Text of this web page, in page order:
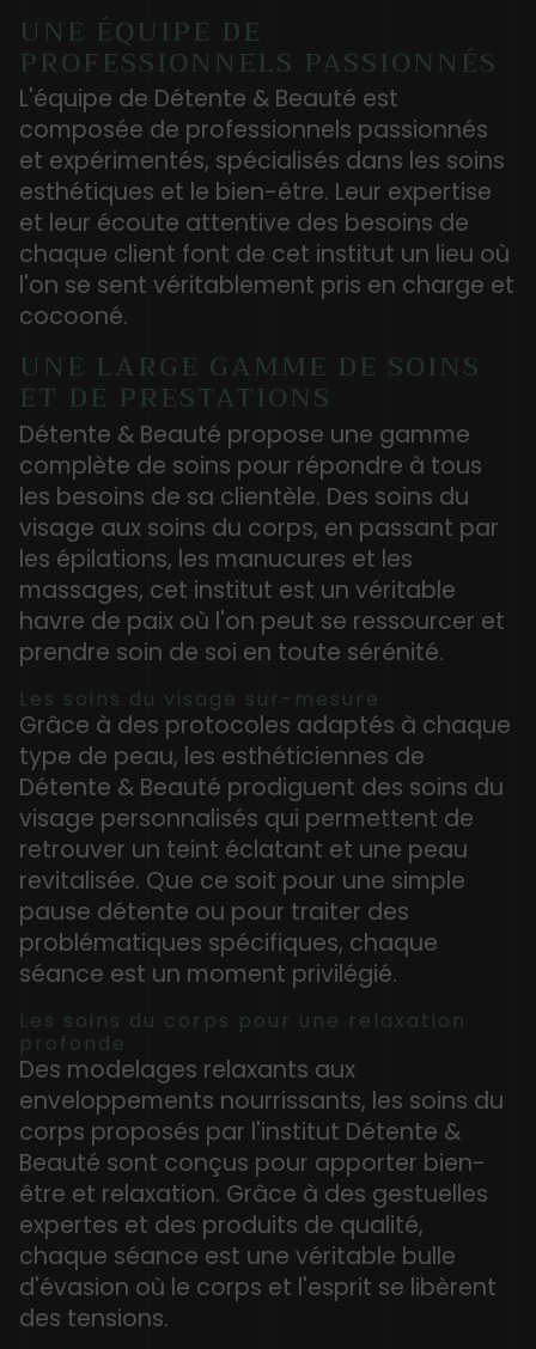
UNE ÉQUIPE DE
PROFESSIONNELS PASSIONNÉS
L'équipe de Détente & Beauté est
composée de professionnels passionnés
et expérimentés, spécialisés dans les soins
esthétiques et le bien-être. Leur expertise
et leur écoute attentive des besoins de
chaque client font de cet institut un lieu où
l'on se sent véritablement pris en charge et
cocooné.
UNE LARGE GAMME DE SOINS
ET DE PRESTATIONS
Détente & Beauté propose une gamme
complète de soins pour répondre à tous
les besoins de sa clientèle. Des soins du
visage aux soins du corps, en passant par
les épilations, les manucures et les
massages, cet institut est un véritable
havre de paix où l'on peut se ressourcer et
prendre soin de soi en toute sérénité.
Les soins du visage sur-mesure
Grâce à des protocoles adaptés à chaque
type de peau, les esthéticiennes de
Détente & Beauté prodiguent des soins du
visage personnalisés qui permettent de
retrouver un teint éclatant et une peau
revitalisée. Que ce soit pour une simple
pause détente ou pour traiter des
problématiques spécifiques, chaque
séance est un moment privilégié.
Les soins du corps pour une relaxation
profonde
Des modelages relaxants aux
enveloppements nourrissants, les soins du
corps proposés par l'institut Détente &
Beauté sont conçus pour apporter bien-
être et relaxation. Grâce à des gestuelles
expertes et des produits de qualité,
chaque séance est une véritable bulle
d'évasion où le corps et l'esprit se libèrent
des tensions.